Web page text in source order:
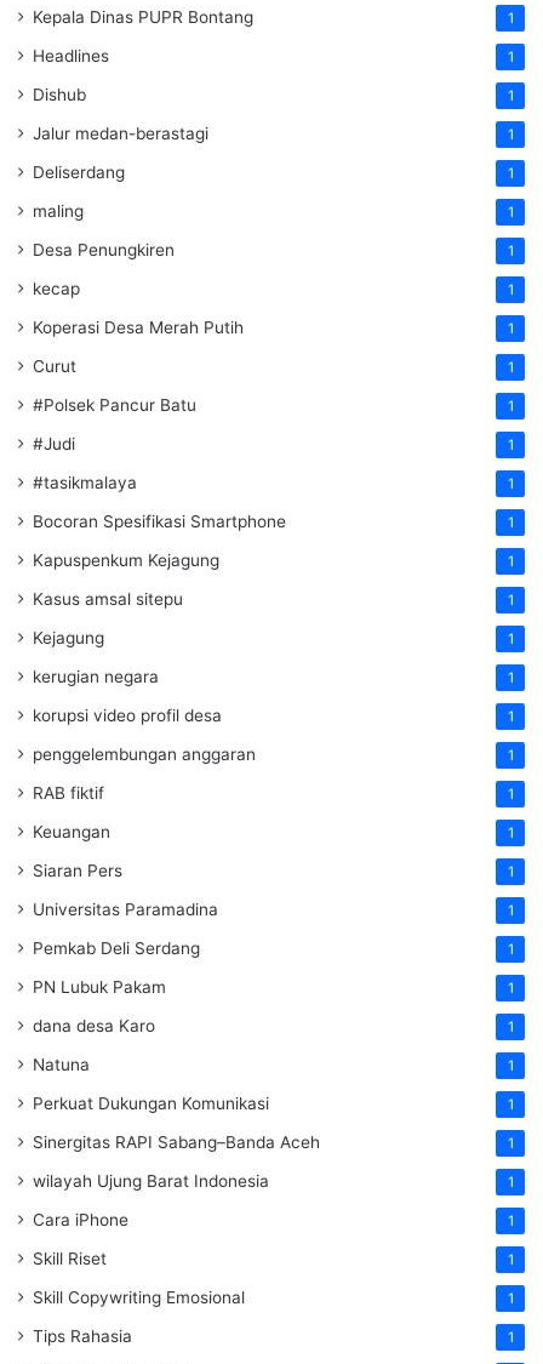
Kepala Dinas PUPR Bontang 1
Headlines 1
Dishub 1
Jalur medan-berastagi 1
Deliserdang 1
maling 1
Desa Penungkiren 1
kecap 1
Koperasi Desa Merah Putih 1
Curut 1
#Polsek Pancur Batu 1
#Judi 1
#tasikmalaya 1
Bocoran Spesifikasi Smartphone 1
Kapuspenkum Kejagung 1
Kasus amsal sitepu 1
Kejagung 1
kerugian negara 1
korupsi video profil desa 1
penggelembungan anggaran 1
RAB fiktif 1
Keuangan 1
Siaran Pers 1
Universitas Paramadina 1
Pemkab Deli Serdang 1
PN Lubuk Pakam 1
dana desa Karo 1
Natuna 1
Perkuat Dukungan Komunikasi 1
Sinergitas RAPI Sabang–Banda Aceh 1
wilayah Ujung Barat Indonesia 1
Cara iPhone 1
Skill Riset 1
Skill Copywriting Emosional 1
Tips Rahasia 1